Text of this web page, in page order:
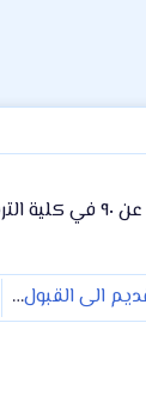
التعليم تدعو المتميزين من خريجي الامتحان الخارجي للتقديم الى القبول المركزي